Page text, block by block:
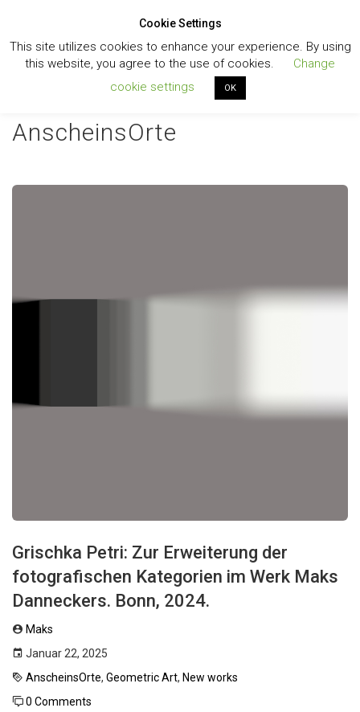
AnscheinsOrte
Grischka Petri: Zur Erweiterung der
fotografischen Kategorien im Werk Maks
Danneckers. Bonn, 2024.
Maks
Januar 22, 2025
AnscheinsOrte, Geometric Art, New works
0 Comments
Cookie Settings
This site utilizes cookies to enhance your experience. By using
this website, you agree to the use of cookies.
Change
cookie settings
OK